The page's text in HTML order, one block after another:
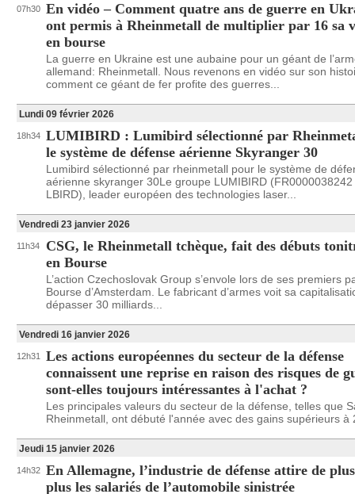
07h30 En vidéo – Comment quatre ans de guerre en
ont permis à Rheinmetall de multiplier par 16 sa
en bourse
La guerre en Ukraine est une aubaine pour un géant de
allemand: Rheinmetall. Nous revenons en vidéo sur son
comment ce géant de fer profite des guerres...
Lundi 09 février 2026
18h34 LUMIBIRD : Lumibird sélectionné par
le système de défense aérienne Skyranger 30
Lumibird sélectionné par rheinmetall pour le système de
aérienne skyranger 30Le groupe LUMIBIRD (FR0000038242
LBIRD), leader européen des technologies laser...
Vendredi 23 janvier 2026
11h34
CSG, le Rheinmetall tchèque, fait des débuts
en Bourse
L’action Czechoslovak Group s’envole lors de ses premiers
Bourse d’Amsterdam. Le fabricant d’armes voit sa
dépasser 30 milliards...
Vendredi 16 janvier 2026
12h31
Les actions européennes du secteur de la défense
connaissent une reprise en raison des risques de
sont-elles toujours intéressantes à l'achat ?
Les principales valeurs du secteur de la défense, telles que
Rheinmetall, ont débuté l'année avec des gains supérieurs à
Jeudi 15 janvier 2026
14h32 En Allemagne, l’industrie de défense attire de
plus les salariés de l’automobile sinistrée